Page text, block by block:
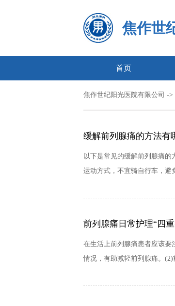
焦作世
首页
焦作世纪阳光医院有限公司 ->
缓解前列腺痛的方法有
以下是常见的缓解前列腺痛
运动方式，不宜骑自行车，避
前列腺痛日常护理“四
在生活上前列腺痛患者应该要
情况，有助减轻前列腺痛。